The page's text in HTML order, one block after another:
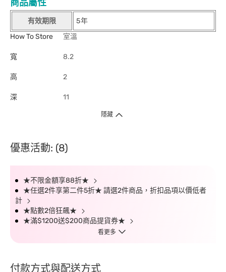
商品屬性
有效期限
5年
How To Store
室溫
寬 8.2
高 2
深 11
隱藏
優惠活動: (8)
★不限金額享88折★
★任選2件享第二件5折★ 請選2件商品，折扣品項以價低者
計
★點數2倍狂飆★
★滿$1200送$200商品提貨券★
看更多
付款方式與配送方式